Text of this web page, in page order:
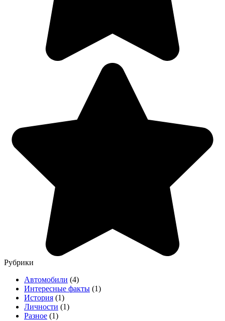
Рубрики
Автомобили (4)
Интересные факты (1)
История (1)
Личности (1)
Разное (1)